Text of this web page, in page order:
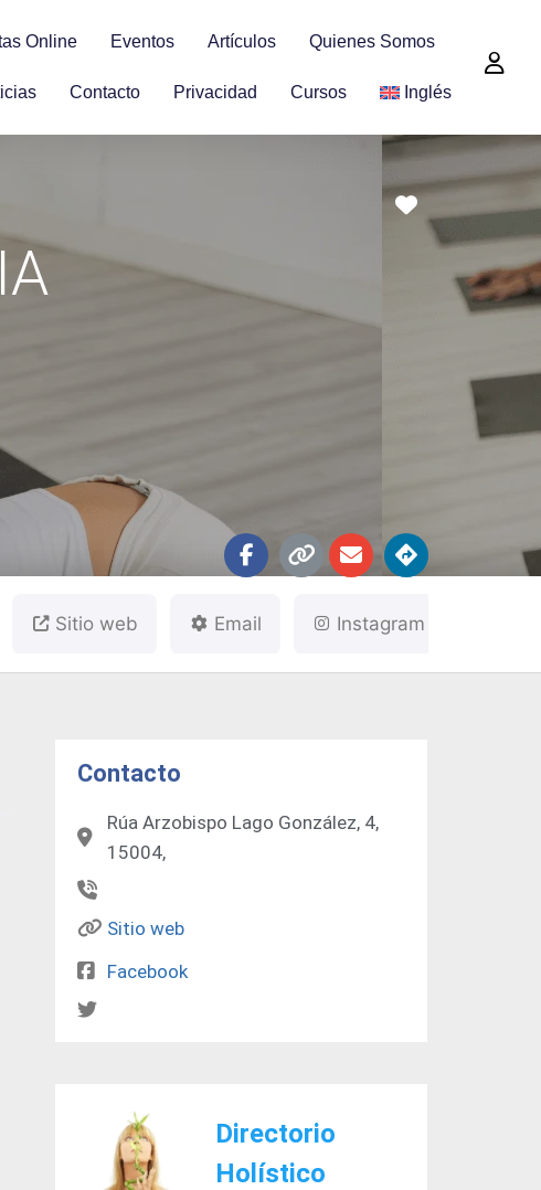
Online Eventos Artículos Quienes Somos
Contacto Privacidad Cursos Inglés
Favorite
Sitio web Email Instagram
Contacto
Rúa Arzobispo Lago González, 4,
15004,
Sitio web
Facebook
Directorio
Holístico